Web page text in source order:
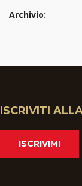
Archivio:
ISCRIVITI
ISCRIVIMI